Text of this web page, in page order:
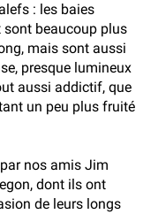
: les baies
beaucoup plus
mais sont aussi
presque lumineux
aussi addictif, que
un peu plus fruité
nos amis Jim
dont ils ont
de leurs longs